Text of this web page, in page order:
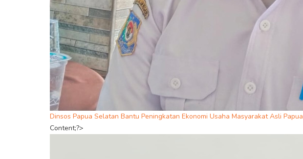
Dinsos Papua Selatan Bantu Peningkatan Ekonomi Usaha Masyarakat Asli Papua
Content;?>